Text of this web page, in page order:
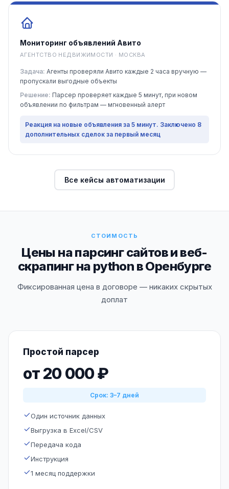
Мониторинг объявлений Авито
АГЕНТСТВО НЕДВИЖИМОСТИ · МОСКВА
Задача: Агенты проверяли Авито каждые 2 часа вручную —
пропускали выгодные объекты
Решение: Парсер проверяет каждые 5 минут, при новом
объявлении по фильтрам — мгновенный алерт
Реакция на новые объявления за 5 минут. Заключено 8
дополнительных сделок за первый месяц
Все кейсы автоматизации
СТОИМОСТЬ
Цены на парсинг сайтов и веб-
скрапинг на python в Оренбурге
Фиксированная цена в договоре — никаких скрытых
доплат
Простой парсер
от 20 000 ₽
Срок: 3–7 дней
Один источник данных
Выгрузка в Excel/CSV
Передача кода
Инструкция
1 месяц поддержки